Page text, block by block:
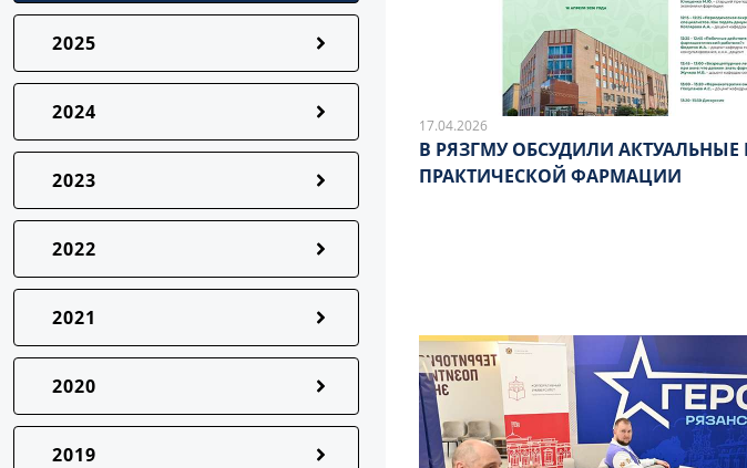
2025
2024
2023
2022
2021
2020
2019
17.04.2026
В РЯЗГМУ ОБСУДИЛИ
ПРАКТИЧЕСКОЙ ФАРМАЦИИ